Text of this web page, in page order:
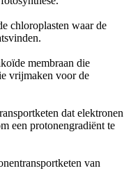
chloroplasten waar de
membraan die
vrijmaken voor de
dat elektronen
een protonengradiënt te
van